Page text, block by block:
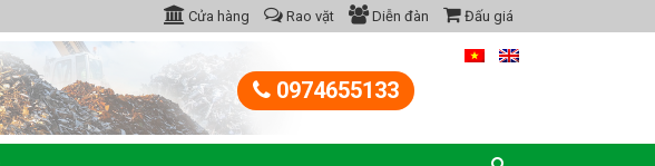
Cửa hàng Rao vặt Diễn đàn Đấu giá
0974655133